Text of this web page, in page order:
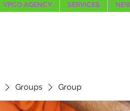
VPCO AGENCY SERVICES
Groups Group